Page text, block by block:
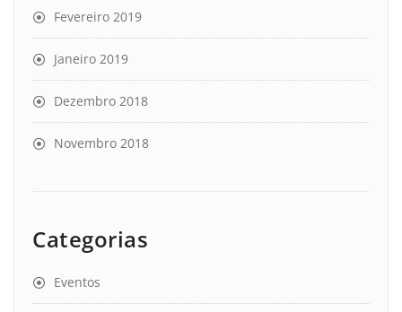
Fevereiro 2019
Janeiro 2019
Dezembro 2018
Novembro 2018
Categorias
Eventos